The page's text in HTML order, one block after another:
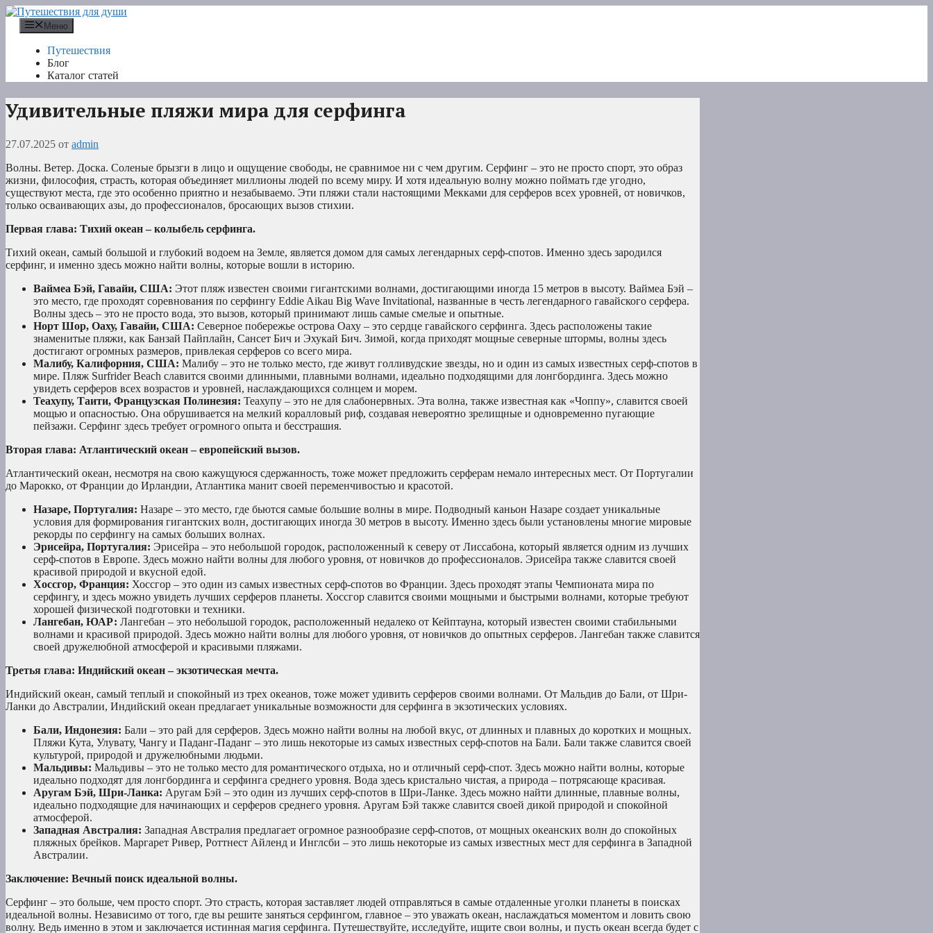
Перейти
содержимому
Меню
Путешествия
Блог
Каталог статей
Удивительные пляжи мира для серфинга
27.07.2025 от admin
Волны. Ветер. Доска. Соленые брызги в лицо и ощущение свободы, не сравнимое ни с чем другим. Серфинг – это не просто спорт, это образ
жизни, философия, страсть, которая объединяет миллионы людей по всему миру. И хотя идеальную волну можно поймать где угодно,
существуют места, где это особенно приятно и незабываемо. Эти пляжи стали настоящими Мекками для серферов всех уровней, от новичков,
только осваивающих азы, до профессионалов, бросающих вызов стихии.
Первая глава: Тихий океан – колыбель серфинга.
Тихий океан, самый большой и глубокий водоем на Земле, является домом для самых легендарных серф-спотов. Именно здесь зародился
серфинг, и именно здесь можно найти волны, которые вошли в историю.
Ваймеа Бэй, Гавайи, США: Этот пляж известен своими гигантскими волнами, достигающими иногда 15 метров в высоту. Ваймеа Бэй –
это место, где проходят соревнования по серфингу Eddie Aikau Big Wave Invitational, названные в честь легендарного гавайского серфера.
Волны здесь – это не просто вода, это вызов, который принимают лишь самые смелые и опытные.
Норт Шор, Оаху, Гавайи, США: Северное побережье острова Оаху – это сердце гавайского серфинга. Здесь расположены такие
знаменитые пляжи, как Банзай Пайплайн, Сансет Бич и Эхукай Бич. Зимой, когда приходят мощные северные штормы, волны здесь
достигают огромных размеров, привлекая серферов со всего мира.
Малибу, Калифорния, США: Малибу – это не только место, где живут голливудские звезды, но и один из самых известных серф-спотов в
мире. Пляж Surfrider Beach славится своими длинными, плавными волнами, идеально подходящими для лонгбординга. Здесь можно
увидеть серферов всех возрастов и уровней, наслаждающихся солнцем и морем.
Теахупу, Таити, Французская Полинезия: Теахупу – это не для слабонервных. Эта волна, также известная как «Чоппу», славится своей
мощью и опасностью. Она обрушивается на мелкий коралловый риф, создавая невероятно зрелищные и одновременно пугающие
пейзажи. Серфинг здесь требует огромного опыта и бесстрашия.
Вторая глава: Атлантический океан – европейский вызов.
Атлантический океан, несмотря на свою кажущуюся сдержанность, тоже может предложить серферам немало интересных мест. От Португалии
до Марокко, от Франции до Ирландии, Атлантика манит своей переменчивостью и красотой.
Назаре, Португалия: Назаре – это место, где бьются самые большие волны в мире. Подводный каньон Назаре создает уникальные
условия для формирования гигантских волн, достигающих иногда 30 метров в высоту. Именно здесь были установлены многие мировые
рекорды по серфингу на самых больших волнах.
Эрисейра, Португалия: Эрисейра – это небольшой городок, расположенный к северу от Лиссабона, который является одним из лучших
серф-спотов в Европе. Здесь можно найти волны для любого уровня, от новичков до профессионалов. Эрисейра также славится своей
красивой природой и вкусной едой.
Хоссгор, Франция: Хоссгор – это один из самых известных серф-спотов во Франции. Здесь проходят этапы Чемпионата мира по
серфингу, и здесь можно увидеть лучших серферов планеты. Хоссгор славится своими мощными и быстрыми волнами, которые требуют
хорошей физической подготовки и техники.
Лангебан, ЮАР: Лангебан – это небольшой городок, расположенный недалеко от Кейптауна, который известен своими стабильными
волнами и красивой природой. Здесь можно найти волны для любого уровня, от новичков до опытных серферов. Лангебан также славится
своей дружелюбной атмосферой и красивыми пляжами.
Третья глава: Индийский океан – экзотическая мечта.
Индийский океан, самый теплый и спокойный из трех океанов, тоже может удивить серферов своими волнами. От Мальдив до Бали, от Шри-
Ланки до Австралии, Индийский океан предлагает уникальные возможности для серфинга в экзотических условиях.
Бали, Индонезия: Бали – это рай для серферов. Здесь можно найти волны на любой вкус, от длинных и плавных до коротких и мощных.
Пляжи Кута, Улувату, Чангу и Паданг-Паданг – это лишь некоторые из самых известных серф-спотов на Бали. Бали также славится своей
культурой, природой и дружелюбными людьми.
Мальдивы: Мальдивы – это не только место для романтического отдыха, но и отличный серф-спот. Здесь можно найти волны, которые
идеально подходят для лонгбординга и серфинга среднего уровня. Вода здесь кристально чистая, а природа – потрясающе красивая.
Аругам Бэй, Шри-Ланка: Аругам Бэй – это один из лучших серф-спотов в Шри-Ланке. Здесь можно найти длинные, плавные волны,
идеально подходящие для начинающих и серферов среднего уровня. Аругам Бэй также славится своей дикой природой и спокойной
атмосферой.
Западная Австралия: Западная Австралия предлагает огромное разнообразие серф-спотов, от мощных океанских волн до спокойных
пляжных брейков. Маргарет Ривер, Роттнест Айленд и Инглсби – это лишь некоторые из самых известных мест для серфинга в Западной
Австралии.
Заключение: Вечный поиск идеальной волны.
Серфинг – это больше, чем просто спорт. Это страсть, которая заставляет людей отправляться в самые отдаленные уголки планеты в поисках
идеальной волны. Независимо от того, где вы решите заняться серфингом, главное – это уважать океан, наслаждаться моментом и ловить свою
волну. Ведь именно в этом и заключается истинная магия серфинга. Путешествуйте, исследуйте, ищите свои волны, и пусть океан всегда будет с